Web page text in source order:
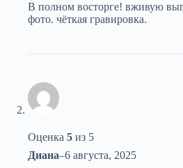
В полном восторге! вживую
фото. чёткая гравировка.
Оценка 5 из 5
Диана–6 августа, 2025